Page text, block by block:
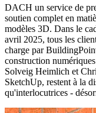
DACH un service de
soutien complet en
modèles 3D. Dans le
avril 2025, tous les
charge par
construction
Solveig Heimlich et
SketchUp, restent à la
qu'interlocutrices -